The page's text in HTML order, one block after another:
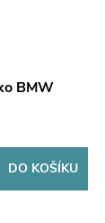
BMW
DO KOŠÍKU